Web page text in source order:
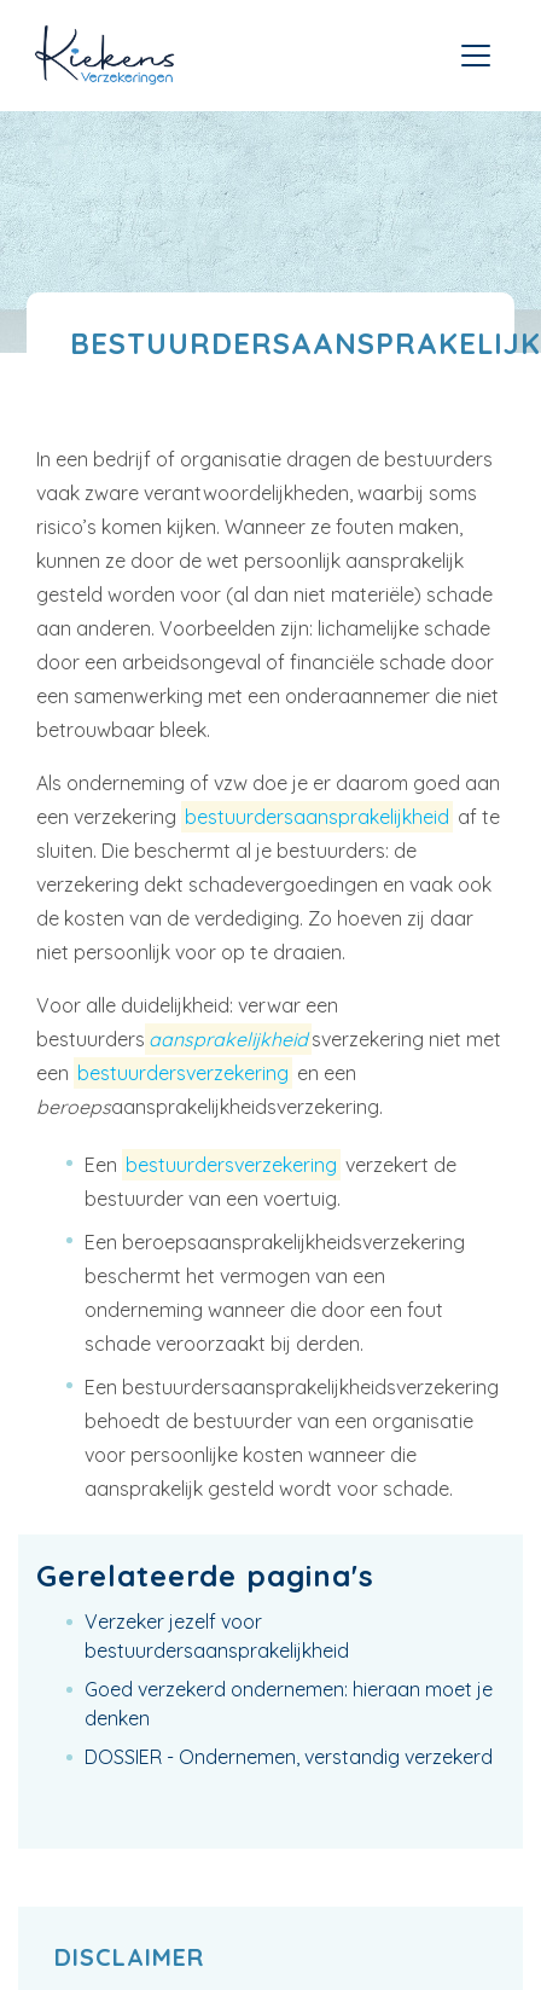
In een bedrijf of organisatie dragen de bestuurders
vaak zware verantwoordelijkheden, waarbij soms
risico’s komen kijken. Wanneer ze fouten maken,
kunnen ze door de wet persoonlijk aansprakelijk
gesteld worden voor (al dan niet materiële) schade
aan anderen. Voorbeelden zijn: lichamelijke schade
door een arbeidsongeval of financiële schade door
een samenwerking met een onderaannemer die niet
betrouwbaar bleek.
Als onderneming of vzw doe je er daarom goed aan
een verzekering bestuurdersaansprakelijkheid af te
sluiten. Die beschermt al je bestuurders: de
verzekering dekt schadevergoedingen en vaak ook
de kosten van de verdediging. Zo hoeven zij daar
niet persoonlijk voor op te draaien.
Voor alle duidelijkheid: verwar een
bestuurders aansprakelijkheidsverzekering niet met
een bestuurdersverzekering en een
beroepsaansprakelijkheidsverzekering.
Een bestuurdersverzekering verzekert de
bestuurder van een voertuig.
Een beroepsaansprakelijkheidsverzekering
beschermt het vermogen van een
onderneming wanneer die door een fout
schade veroorzaakt bij derden.
Een bestuurdersaansprakelijkheidsverzekering
behoedt de bestuurder van een organisatie
voor persoonlijke kosten wanneer die
aansprakelijk gesteld wordt voor schade.
Gerelateerde pagina's
Verzeker jezelf voor
bestuurdersaansprakelijkheid
Goed verzekerd ondernemen: hieraan moet je
denken
DOSSIER - Ondernemen, verstandig verzekerd
DISCLAIMER